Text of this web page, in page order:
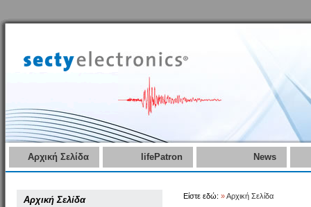
Αρχική Σελίδα lifePatron News
Αρχική Σελίδα Είστε εδώ: »Αρχική Σελίδα